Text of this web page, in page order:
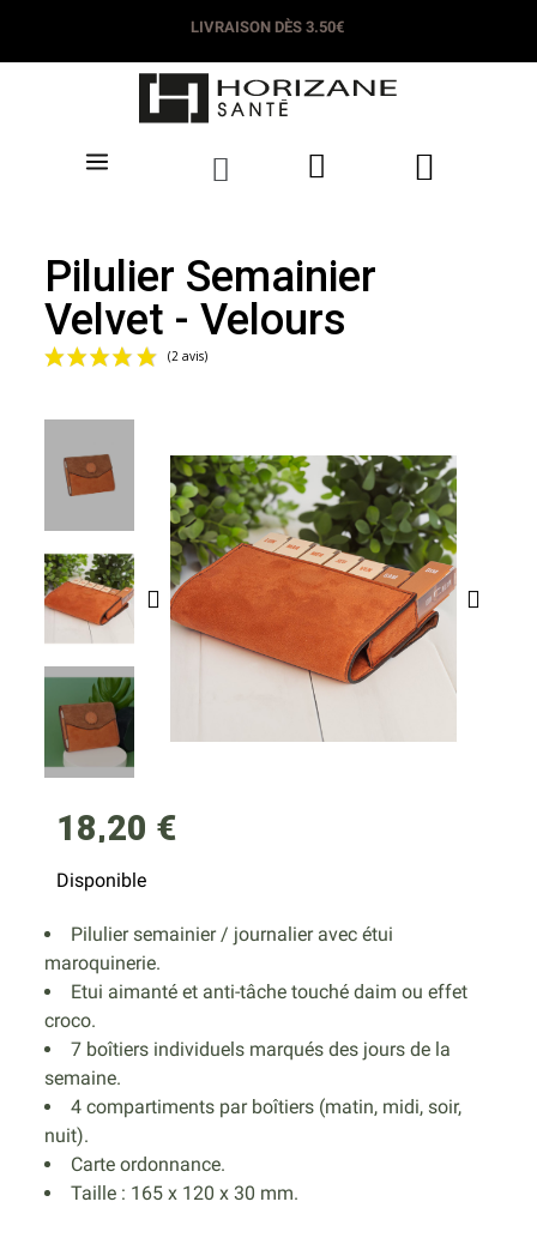
LIVRAISON DÈS 3.50€
Pilulier Semainier
Velvet - Velours
18,20 €
Disponible
Pilulier semainier / journalier avec étui
maroquinerie.
Etui aimanté et anti-tâche touché daim ou effet
croco.
7 boîtiers individuels marqués des jours de la
semaine.
4 compartiments par boîtiers (matin, midi, soir,
nuit).
Carte ordonnance.
Taille : 165 x 120 x 30 mm.